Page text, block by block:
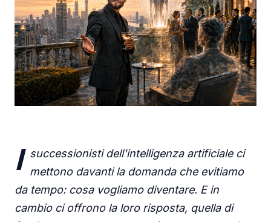
I
successionisti dell'intelligenza artificiale ci
mettono davanti la domanda che evitiamo
da tempo: cosa vogliamo diventare. E in
cambio ci offrono la loro risposta, quella di